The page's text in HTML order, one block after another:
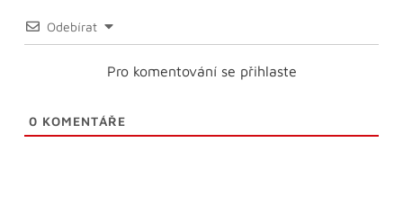
Odebírat
Pro komentování se přihlaste
0 KOMENTÁŘE